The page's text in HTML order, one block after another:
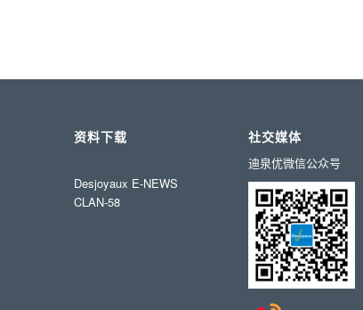
资料下载
Desjoyaux E-NEWS
CLAN-58
社交媒体
迪泉优微信公众号